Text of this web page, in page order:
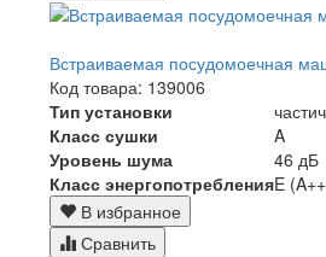
Встраиваемая посудомоечная
Код товара: 139006
Тип установки
Класс сушки
A
Уровень шума
46 дБ
Класс энергопотребленияE
В избранное
Сравнить